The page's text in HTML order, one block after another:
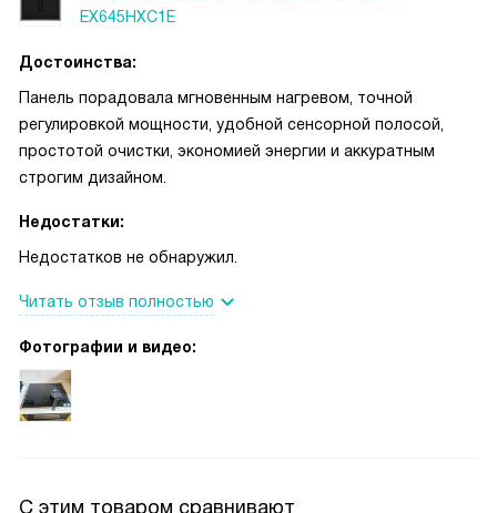
EX645HXC1E
Достоинства:
Панель порадовала мгновенным нагревом, точной
регулировкой мощности, удобной сенсорной полосой,
простотой очистки, экономией энергии и аккуратным
строгим дизайном.
Недостатки:
Недостатков не обнаружил.
Читать отзыв полностью
Фотографии и видео:
С этим товаром сравнивают